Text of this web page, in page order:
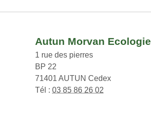
Autun Morvan Ecologie
1 rue des pierres
BP 22
71401 AUTUN Cedex
Tél : 03 85 86 26 02